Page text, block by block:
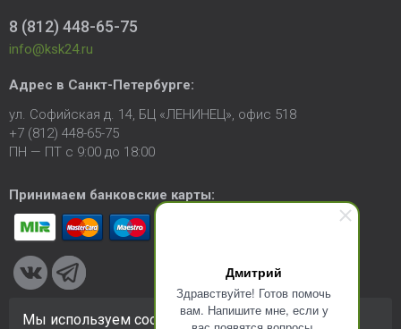
Дмитрий
Здравствуйте! Готов помочь
вам. Напишите мне, если у
8 (812) 448-65-75
info@ksk24.ru
Адрес в Санкт-Петербурге:
ул. Софийская д. 14, БЦ «ЛЕНИНЕЦ», офис 518
+7 (812) 448-65-75
ПН — ПТ с 9:00 до 18:00
Принимаем банковские карты:
Мы используем cookie-файлы для улучшения